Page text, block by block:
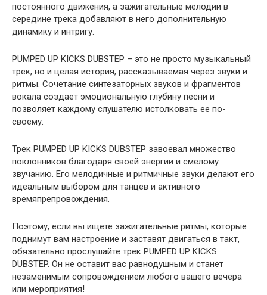
постоянного движения, а зажигательные мелодии в
середине трека добавляют в него дополнительную
динамику и интригу.
PUMPED UP KICKS DUBSTEP – это не просто музыкальный
трек, но и целая история, рассказываемая через звуки и
ритмы. Сочетание синтезаторных звуков и фрагментов
вокала создает эмоциональную глубину песни и
позволяет каждому слушателю истолковать ее по-
своему.
Трек PUMPED UP KICKS DUBSTEP завоевал множество
поклонников благодаря своей энергии и смелому
звучанию. Его мелодичные и ритмичные звуки делают его
идеальным выбором для танцев и активного
времяпрепровождения.
Поэтому, если вы ищете зажигательные ритмы, которые
поднимут вам настроение и заставят двигаться в такт,
обязательно прослушайте трек PUMPED UP KICKS
DUBSTEP. Он не оставит вас равнодушным и станет
незаменимым сопровождением любого вашего вечера
или мероприятия!